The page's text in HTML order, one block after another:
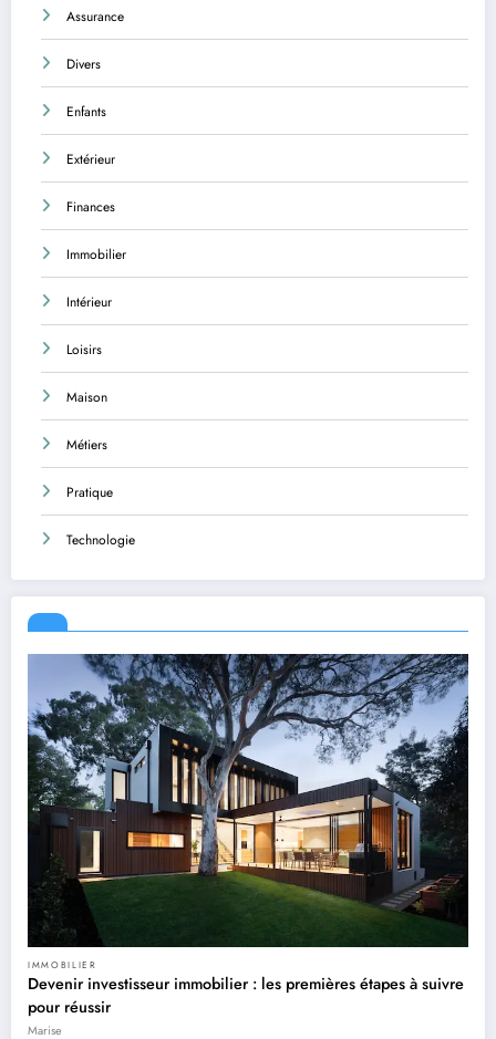
Assurance
Divers
Enfants
Extérieur
Finances
Immobilier
Intérieur
Loisirs
Maison
Métiers
Pratique
Technologie
IMMOBILIER
Devenir investisseur immobilier : les premières étapes à suivre
pour réussir
Marise